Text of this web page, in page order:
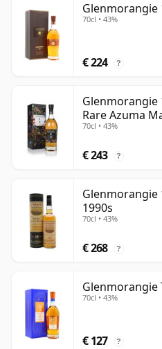
Glenmorangie
70cl • 43%
€ 224 ?
Glenmorangie
Rare Azuma
70cl • 43%
€ 243 ?
Glenmorangie
1990s
70cl • 43%
€ 268 ?
Glenmorangie
70cl • 43%
€ 127 ?